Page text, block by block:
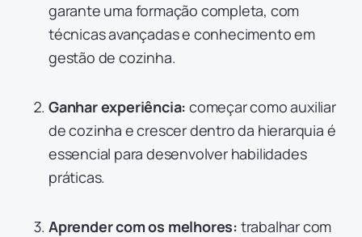
garante uma formação completa, com
técnicas avançadas e conhecimento em
gestão de cozinha.
Ganhar experiência: começar como auxiliar
de cozinha e crescer dentro da hierarquia é
essencial para desenvolver habilidades
práticas.
Aprender com os melhores: trabalhar com